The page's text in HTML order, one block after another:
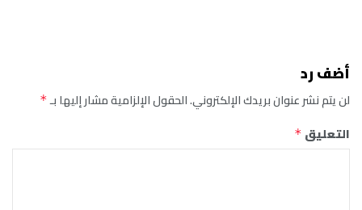
أضف رد
لن يتم نشر عنوان بريدك الإلكتروني.الحقول الإلزامية مشار إليها بـ*
التعليق *